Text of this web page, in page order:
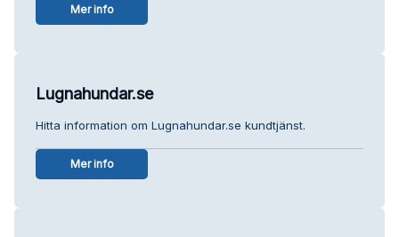
Mer info
Lugnahundar.se
Hitta information om Lugnahundar.se kundtjänst.
Mer info